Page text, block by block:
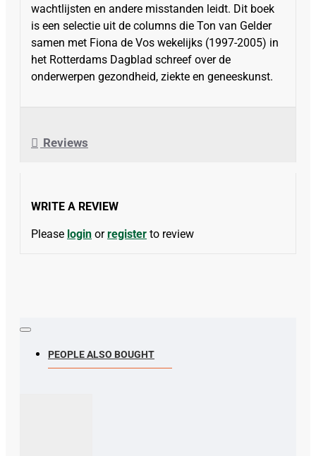
wachtlijsten en andere misstanden leidt. Dit boek
is een selectie uit de columns die Ton van Gelder
samen met Fiona de Vos wekelijks (1997-2005) in
het Rotterdams Dagblad schreef over de
onderwerpen gezondheid, ziekte en geneeskunst.
Reviews
WRITE A REVIEW
Please login orregister to review
PEOPLE ALSO BOUGHT